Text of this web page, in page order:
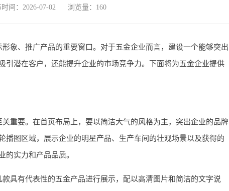
间：2026-07-02 浏览量：160
象、推广产品的重要窗口。对于五金企业而言，建设一个能够突出
引潜在客户，还能提升企业的市场竞争力。下面将为五金企业提供
重要。在首页布局上，要以简洁大气的风格为主，突出企业的品牌
播图区域，展示企业的明星产品、生产车间的壮观场景以及获得的
的实力和产品品质。
具有代表性的五金产品进行展示，配以高清图片和简洁的文字说